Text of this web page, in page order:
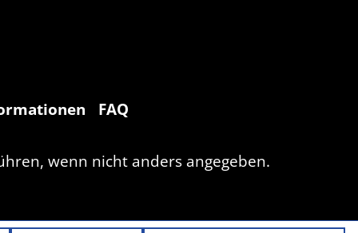
FAQ
wenn nicht anders angegeben.